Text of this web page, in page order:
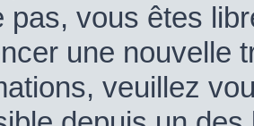
pas, vous êtes
une nouvelle
veuillez